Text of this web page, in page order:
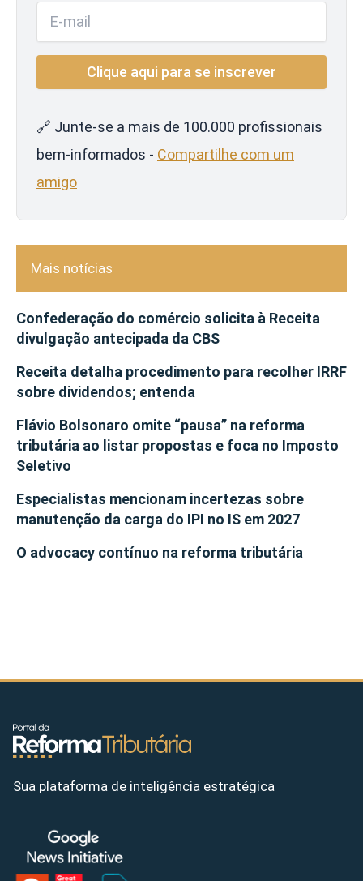
🔗 Junte-se a mais de 100.000 profissionais
bem-informados - Compartilhe com um
amigo
Mais notícias
Confederação do comércio solicita à Receita
divulgação antecipada da CBS
Receita detalha procedimento para recolher IRRF
sobre dividendos; entenda
Flávio Bolsonaro omite “pausa” na reforma
tributária ao listar propostas e foca no Imposto
Seletivo
Especialistas mencionam incertezas sobre
manutenção da carga do IPI no IS em 2027
O advocacy contínuo na reforma tributária
Sua plataforma de inteligência estratégica